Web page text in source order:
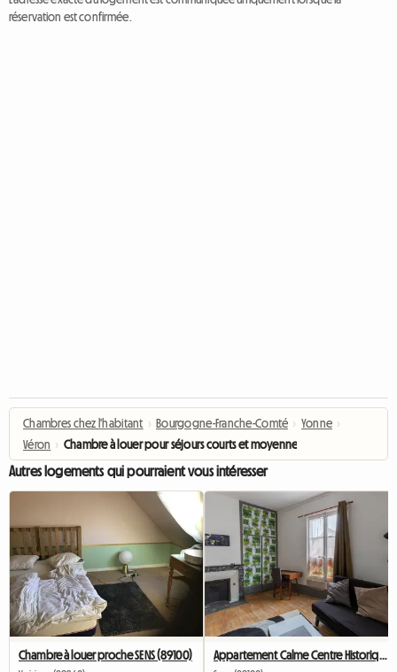
réservation est confirmée.
Chambres chez l'habitant › Bourgogne-Franche-Comté › Yonne ›
Véron › Chambre à louer pour séjours courts et moyenne durée
Autres logements qui pourraient vous intéresser
Chambre à louer proche SENS (89100)